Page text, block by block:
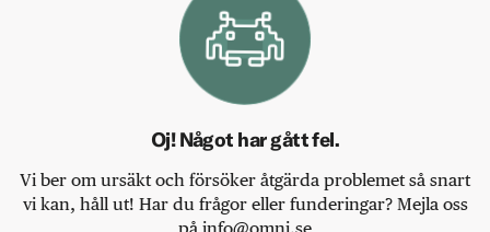
Oj! Något har gått fel.
Vi ber om ursäkt och försöker åtgärda problemet så snart
vi kan, håll ut! Har du frågor eller funderingar? Mejla oss